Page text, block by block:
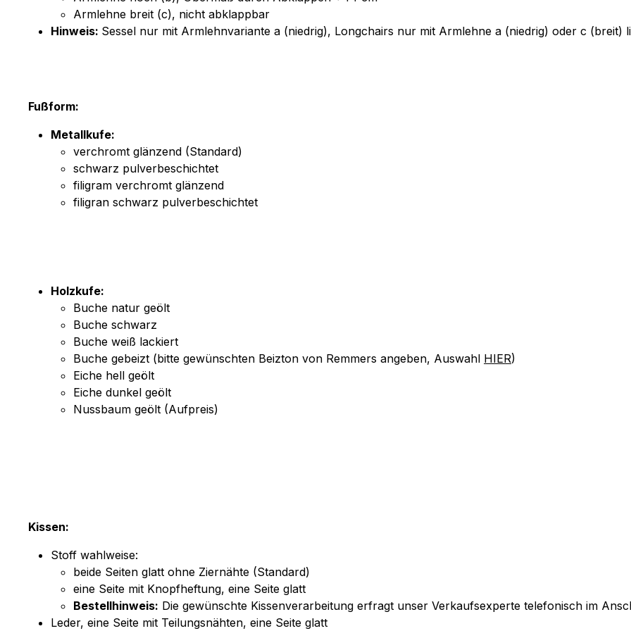
Armlehne breit (c), nicht abklappbar
Hinweis: Sessel nur mit Armlehnvariante a (niedrig), Longchairs nur mit Armlehne a (niedrig) oder c (breit)
Fußform:
Metallkufe:
verchromt glänzend (Standard)
schwarz pulverbeschichtet
filigram verchromt glänzend
filigran schwarz pulverbeschichtet
Holzkufe:
Buche natur geölt
Buche schwarz
Buche weiß lackiert
Buche gebeizt (bitte gewünschten Beizton von Remmers angeben, Auswahl HIER)
Eiche hell geölt
Eiche dunkel geölt
Nussbaum geölt (Aufpreis)
Kissen:
Stoff wahlweise:
beide Seiten glatt ohne Ziernähte (Standard)
eine Seite mit Knopfheftung, eine Seite glatt
Bestellhinweis: Die gewünschte Kissenverarbeitung erfragt unser Verkaufsexperte telefonisch im
Leder, eine Seite mit Teilungsnähten, eine Seite glatt